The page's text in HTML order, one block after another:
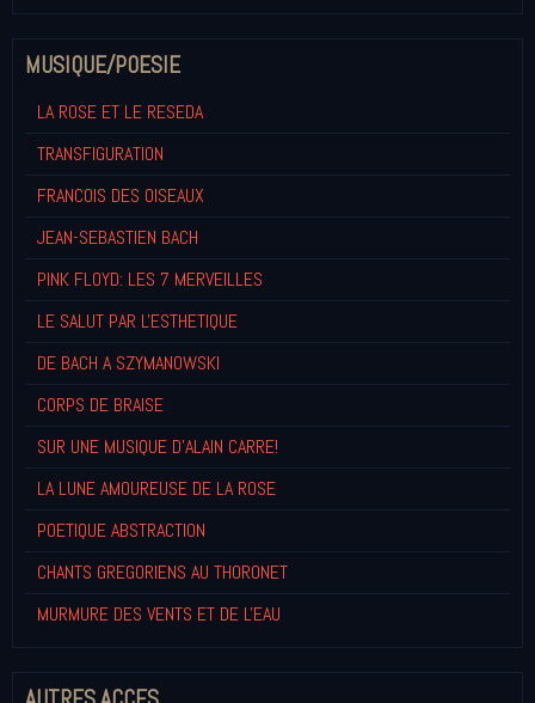
MUSIQUE/POESIE
LA ROSE ET LE RESEDA
TRANSFIGURATION
FRANCOIS DES OISEAUX
JEAN-SEBASTIEN BACH
PINK FLOYD: LES 7 MERVEILLES
LE SALUT PAR L'ESTHETIQUE
DE BACH A SZYMANOWSKI
CORPS DE BRAISE
SUR UNE MUSIQUE D'ALAIN CARRE!
LA LUNE AMOUREUSE DE LA ROSE
POETIQUE ABSTRACTION
CHANTS GREGORIENS AU THORONET
MURMURE DES VENTS ET DE L'EAU